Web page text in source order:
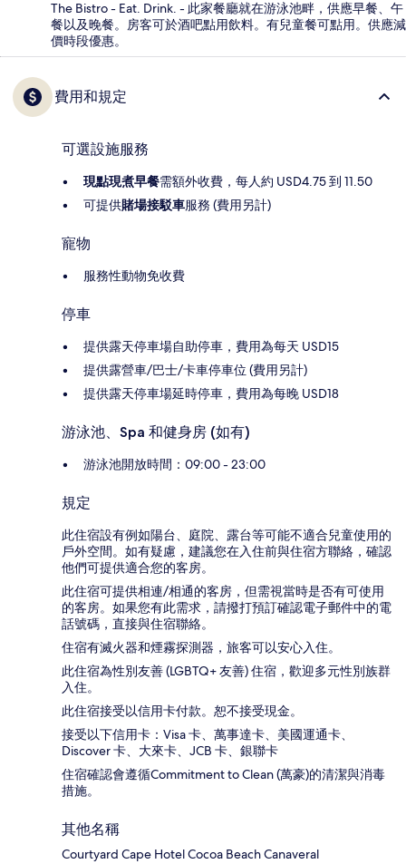
The Bistro - Eat. Drink. - 此家餐廳就在游泳池畔，供應早餐、午
餐以及晚餐。房客可於酒吧點用飲料。有兒童餐可點用。供應減
價時段優惠。
費用和規定
可選設施服務
現點現煮早餐需額外收費，每人約 USD4.75 到 11.50
可提供賭場接駁車服務 (費用另計)
寵物
服務性動物免收費
停車
提供露天停車場自助停車，費用為每天 USD15
提供露營車/巴士/卡車停車位 (費用另計)
提供露天停車場延時停車，費用為每晚 USD18
游泳池、Spa 和健身房 (如有)
游泳池開放時間：09:00 - 23:00
規定
此住宿設有例如陽台、庭院、露台等可能不適合兒童使用的
戶外空間。如有疑慮，建議您在入住前與住宿方聯絡，確認
他們可提供適合您的客房。
此住宿可提供相連/相通的客房，但需視當時是否有可使用
的客房。如果您有此需求，請撥打預訂確認電子郵件中的電
話號碼，直接與住宿聯絡。
住宿有滅火器和煙霧探測器，旅客可以安心入住。
此住宿為性別友善 (LGBTQ+ 友善) 住宿，歡迎多元性別族群
入住。
此住宿接受以信用卡付款。恕不接受現金。
接受以下信用卡：Visa 卡、萬事達卡、美國運通卡、
Discover 卡、大來卡、JCB 卡、銀聯卡
住宿確認會遵循Commitment to Clean (萬豪)的清潔與消毒
措施。
其他名稱
Courtyard Cape Hotel Cocoa Beach Canaveral